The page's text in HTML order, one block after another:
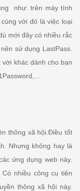
như: trên máy tính
với đó là việc loại
mới đây có nhiều rắc
sử dụng LastPass.
khác dành cho bạn
thông xã hội.Điều tốt
Nhưng không hay là
ứng dụng web này.
nhiều công cụ tiện
thông xã hội này.